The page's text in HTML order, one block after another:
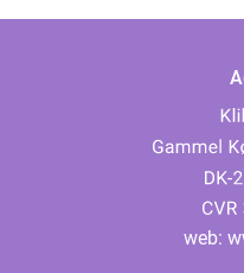
web: